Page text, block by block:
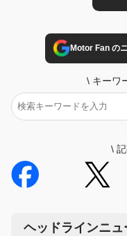
Motor Fan の
\ キーワ
\
ヘッドラインニュ